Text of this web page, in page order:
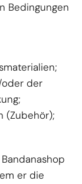
Bedingungen
oder der
(Zubehör);
er die